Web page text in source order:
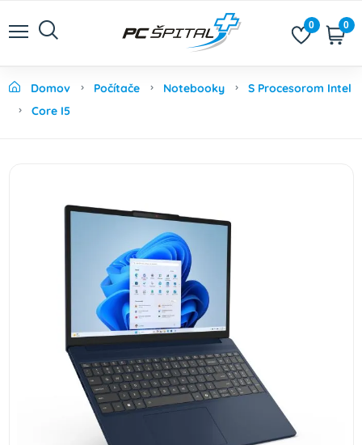
0 0
Domov Počítače Notebooky
S Procesorom Intel
Core I5